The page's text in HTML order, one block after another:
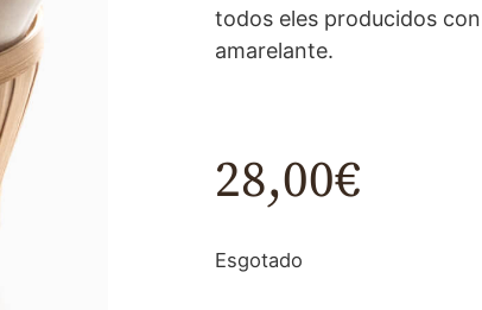
todos eles producidos
amarelante.
28,00€
Esgotado